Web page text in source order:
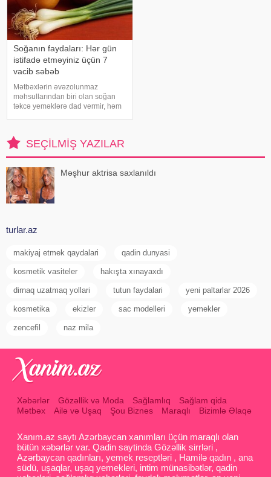
Soğanın faydaları: Hər gün
istifadə etməyiniz üçün 7
vacib səbəb
Mətbəxlərin əvəzolunmaz
məhsullarından biri olan soğan
təkcə yeməklərə dad vermir, həm
tərkibindəki vitaminlər, minerallar
və antioksidantlar sayəsində soğa
SEÇILMIŞ YAZILAR
Məşhur aktrisa saxlanıldı
turlar.az
makiyaj etmek qaydalari qadin dunyasi
kosmetik vasiteler hakışta xınayaxdı
dirnaq uzatmaq yollari tutun faydalari yeni paltarlar 2026
kosmetika ekizler sac modelleri yemekler
zencefil naz mila
Xəbərlər Gözəllik və Moda Sağlamlıq
Sağlam qida
Mətbəx
Ailə və Uşaq Şou Biznes Maraqlı Bizimlə Əlaqə
Xanım.az saytı Azərbaycan xanımları üçün maraqlı olan
bütün xəbərlər var. Qadin saytinda Gözəllik sirrləri ,
Azərbaycan qadınları, yemek reseptləri , Hamilə qadın , ana
südü, uşaqlar, uşaq yemekleri, intim münasibətlər, qadin